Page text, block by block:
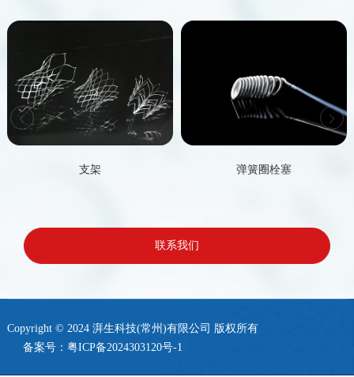
支架 弹簧圈栓塞
联系我们
Copyright © 2024 湃生科技(常州)有限公司 版权所有
备案号： 粤ICP备2024303120号-1